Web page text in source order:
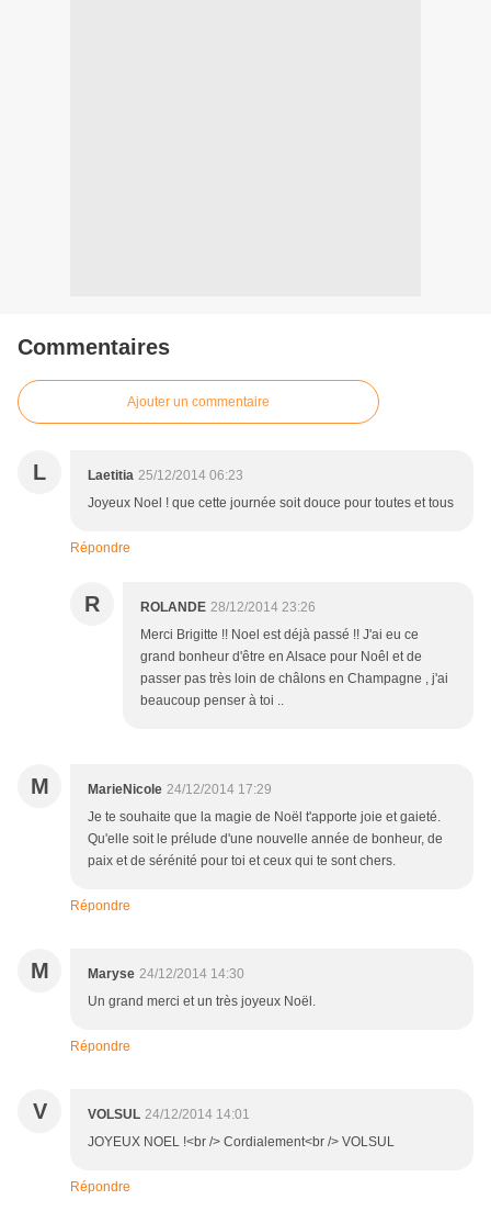
Commentaires
Ajouter un commentaire
L Laetitia 25/12/2014 06:23
Joyeux Noel ! que cette journée soit douce pour toutes et tous
Répondre
R ROLANDE 28/12/2014 23:26
Merci Brigitte !! Noel est déjà passé !! J'ai eu ce
grand bonheur d'être en Alsace pour Noêl et de
passer pas très loin de châlons en Champagne , j'ai
beaucoup penser à toi ..
M MarieNicole 24/12/2014 17:29
Je te souhaite que la magie de Noël t'apporte joie et gaieté.
Qu'elle soit le prélude d'une nouvelle année de bonheur, de
paix et de sérénité pour toi et ceux qui te sont chers.
Répondre
M Maryse 24/12/2014 14:30
Un grand merci et un très joyeux Noël.
Répondre
V VOLSUL 24/12/2014 14:01
JOYEUX NOEL !<br /> Cordialement<br /> VOLSUL
Répondre